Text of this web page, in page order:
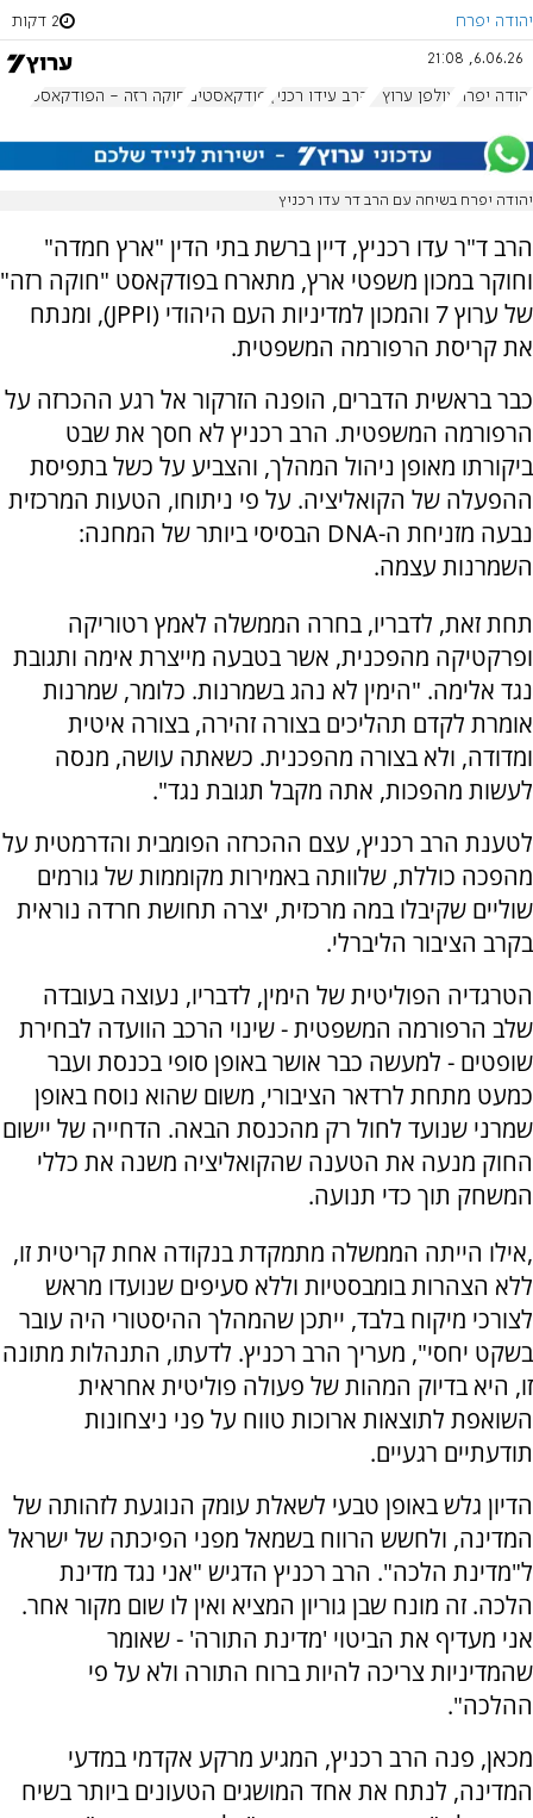
יהודה יפרח 2 דקות
6.06.26, 21:08
יהודה יפרח אולפן ערוץ 7 הרב עידו רכניץ פודקאסטים חוקה רזה - הפודקאסט
יהודה יפרח בשיחה עם הרב דר עדו רכניץ
הרב ד"ר עדו רכניץ, דיין ברשת בתי הדין "ארץ חמדה"
וחוקר במכון משפטי ארץ, מתארח בפודקאסט "חוקה רזה"
של ערוץ 7 והמכון למדיניות העם היהודי (JPPI), ומנתח
את קריסת הרפורמה המשפטית.
כבר בראשית הדברים, הופנה הזרקור אל רגע ההכרזה על
הרפורמה המשפטית. הרב רכניץ לא חסך את שבט
ביקורתו מאופן ניהול המהלך, והצביע על כשל בתפיסת
ההפעלה של הקואליציה. על פי ניתוחו, הטעות המרכזית
נבעה מזניחת ה-DNA הבסיסי ביותר של המחנה:
השמרנות עצמה.
תחת זאת, לדבריו, בחרה הממשלה לאמץ רטוריקה
ופרקטיקה מהפכנית, אשר בטבעה מייצרת אימה ותגובת
נגד אלימה. "הימין לא נהג בשמרנות. כלומר, שמרנות
אומרת לקדם תהליכים בצורה זהירה, בצורה איטית
ומדודה, ולא בצורה מהפכנית. כשאתה עושה, מנסה
לעשות מהפכות, אתה מקבל תגובת נגד".
לטענת הרב רכניץ, עצם ההכרזה הפומבית והדרמטית על
מהפכה כוללת, שלוותה באמירות מקוממות של גורמים
שוליים שקיבלו במה מרכזית, יצרה תחושת חרדה נוראית
בקרב הציבור הליברלי.
הטרגדיה הפוליטית של הימין, לדבריו, נעוצה בעובדה
שלב הרפורמה המשפטית - שינוי הרכב הוועדה לבחירת
שופטים - למעשה כבר אושר באופן סופי בכנסת ועבר
כמעט מתחת לרדאר הציבורי, משום שהוא נוסח באופן
שמרני שנועד לחול רק מהכנסת הבאה. הדחייה של יישום
החוק מנעה את הטענה שהקואליציה משנה את כללי
המשחק תוך כדי תנועה.
,אילו הייתה הממשלה מתמקדת בנקודה אחת קריטית זו,
ללא הצהרות בומבסטיות וללא סעיפים שנועדו מראש
לצורכי מיקוח בלבד, ייתכן שהמהלך ההיסטורי היה עובר
בשקט יחסי", מעריך הרב רכניץ. לדעתו, התנהלות מתונה
זו, היא בדיוק המהות של פעולה פוליטית אחראית
השואפת לתוצאות ארוכות טווח על פני ניצחונות
תודעתיים רגעיים.
הדיון גלש באופן טבעי לשאלת עומק הנוגעת לזהותה של
המדינה, ולחשש הרווח בשמאל מפני הפיכתה של ישראל
ל"מדינת הלכה". הרב רכניץ הדגיש "אני נגד מדינת
הלכה. זה מונח שבן גוריון המציא ואין לו שום מקור אחר.
אני מעדיף את הביטוי 'מדינת התורה' - שאומר
שהמדיניות צריכה להיות ברוח התורה ולא על פי
ההלכה".
מכאן, פנה הרב רכניץ, המגיע מרקע אקדמי במדעי
המדינה, לנתח את אחד המושגים הטעונים ביותר בשיח